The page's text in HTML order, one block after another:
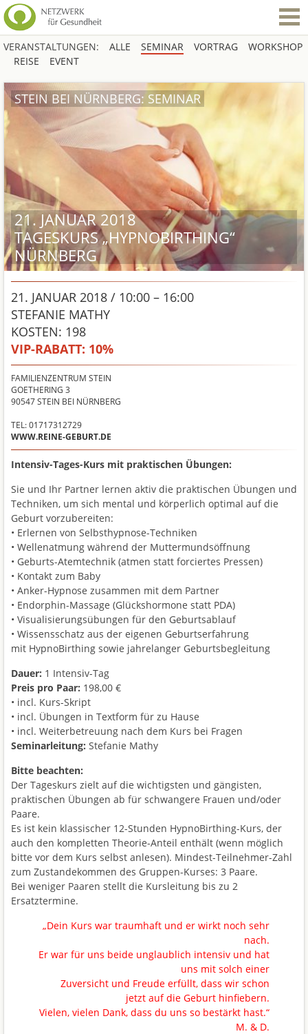
VERANSTALTUNGEN: ALLE SEMINAR VORTRAG
WORKSHOP
REISE
EVENT
21. JANUAR 2018
TAGESKURS „HYPNOBIRTHING“
NÜRNBERG
STEIN BEI NÜRNBERG: SEMINAR
21. JANUAR 2018 / 10:00 – 16:00
STEFANIE MATHY
KOSTEN: 198
VIP-RABATT: 10%
FAMILIENZENTRUM STEIN
GOETHERING 3
90547STEIN BEI NÜRNBERG
TEL: 01717312729
WWW.REINE-GEBURT.DE
Intensiv-Tages-Kurs mit praktischen Übungen:
Sie und Ihr Partner lernen aktiv die praktischen Übungen und
Techniken, um sich mental und körperlich optimal auf die
Geburt vorzubereiten:
• Erlernen von Selbsthypnose-Techniken
• Wellenatmung während der Muttermundsöffnung
• Geburts-Atemtechnik (atmen statt forciertes Pressen)
• Kontakt zum Baby
• Anker-Hypnose zusammen mit dem Partner
• Endorphin-Massage (Glückshormone statt PDA)
• Visualisierungsübungen für den Geburtsablauf
• Wissensschatz aus der eigenen Geburtserfahrung
mit HypnoBirthing sowie jahrelanger Geburtsbegleitung
Dauer: 1 Intensiv-Tag
Preis pro Paar: 198,00 €
• incl. Kurs-Skript
• incl. Übungen in Textform für zu Hause
• incl. Weiterbetreuung nach dem Kurs bei Fragen
Seminarleitung: Stefanie Mathy
Bitte beachten:
Der Tageskurs zielt auf die wichtigsten und gängisten,
praktischen Übungen ab für schwangere Frauen und/oder
Paare.
Es ist kein klassischer 12-Stunden HypnoBirthing-Kurs, der
auch den kompletten Theorie-Anteil enthält (wenn möglich
bitte vor dem Kurs selbst anlesen). Mindest-Teilnehmer-Zahl
zum Zustandekommen des Gruppen-Kurses: 3 Paare.
Bei weniger Paaren stellt die Kursleitung bis zu 2
Ersatztermine.
„Dein Kurs war traumhaft und er wirkt noch sehr
nach.
Er war für uns beide unglaublich intensiv und hat
uns mit solch einer
Zuversicht und Freude erfüllt, dass wir schon
jetzt auf die Geburt hinfiebern.
Vielen, vielen Dank, dass du uns so bestärkt hast.“
M. & D.